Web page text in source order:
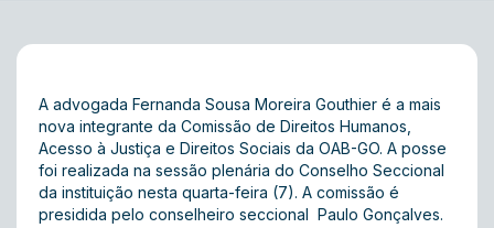
A advogada Fernanda Sousa Moreira Gouthier é a mais
nova integrante da Comissão de Direitos Humanos,
Acesso à Justiça e Direitos Sociais da OAB-GO. A posse
foi realizada na sessão plenária do Conselho Seccional
da instituição nesta quarta-feira (7). A comissão é
presidida pelo conselheiro seccional Paulo Gonçalves.